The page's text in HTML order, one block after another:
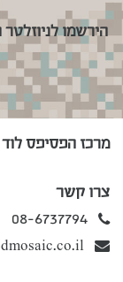
הירשמו
מרכז הפסיפס לוד
צרו קשר
08-6737794